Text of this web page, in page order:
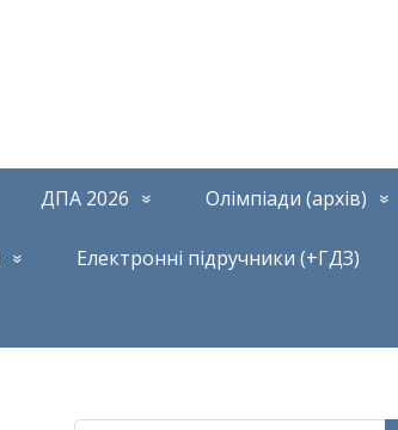
ДПА 2026 Олімпіади (архів)
Електронні підручники (+ГДЗ)